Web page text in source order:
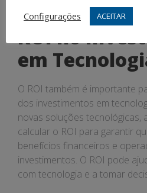
confiáveis pode dificultar o
ROI no
em
O ROI também é importante
dos investimentos em
novas soluções tecnológicas,
calcular o ROI para garantir
benefícios financeiros e
investimentos. O ROI pode
com tecnologia e a tomar
Configurações
ACEITAR